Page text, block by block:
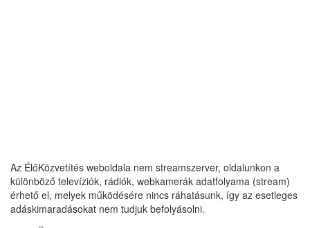
Az ÉlőKözvetítés weboldala nem streamszerver, oldalunkon a
különböző televíziók, rádiók, webkamerák adatfolyama (stream)
érhető el, melyek működésére nincs ráhatásunk, így az esetleges
adáskimaradásokat nem tudjuk befolyásolni.